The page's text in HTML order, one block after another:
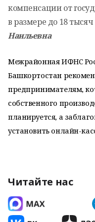
компенсации от
в размере до 18 тысяч
Наильевна
Межрайонная ИФНС
Башкортостан
предпринимателям,
собственного
планируется, а
установить онлайн-
Читайте нас